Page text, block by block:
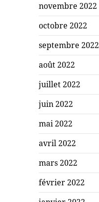
novembre 2022
octobre 2022
septembre 2022
août 2022
juillet 2022
juin 2022
mai 2022
avril 2022
mars 2022
février 2022